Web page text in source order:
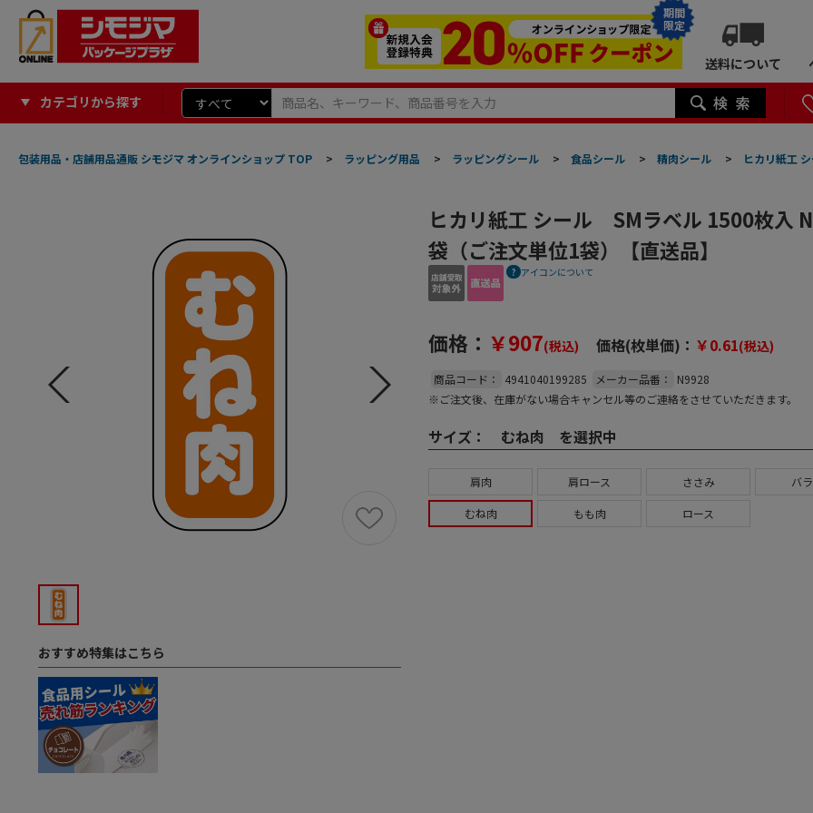
期間
限定
送料について
カテゴリから探す
包装用品・店舗用品通販 シモジマ オンラインショップ TOP > ラッピング用品 > ラッピングシール > 食品シール > 精肉シール > ヒカリ紙工
おすすめ特集はこちら
ヒカリ紙工 シール SMラベル 1500枚入
袋（ご注文単位1袋）【直送品】
アイコンについて
価格： ￥907(税込) 価格(枚単価)： ￥0.61(税込)
商品コード： 4941040199285 メーカー品番：
N9928
※ご注文後、在庫がない場合キャンセル等のご連絡をさせていただきます。
サイズ： むね肉 を選択中
肩肉 肩ロース ささみ バ
むね肉 もも肉 ロース